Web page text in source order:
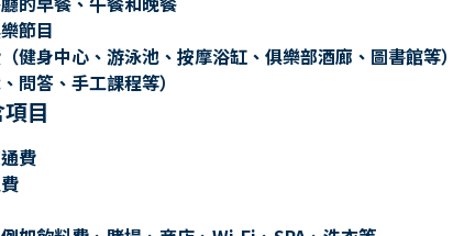
節目
健身中心、游泳池、按摩浴缸、俱樂部酒廊、圖書館等）
問答、手工課程等）
目
費